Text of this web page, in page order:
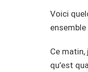
Voici
Ce
qu’est